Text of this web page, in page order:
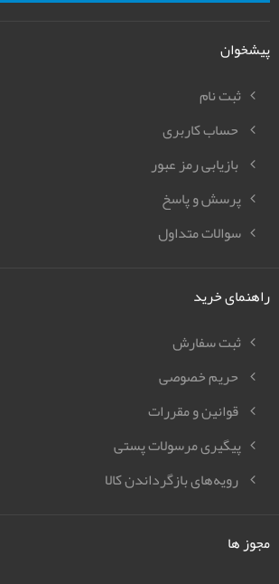
پیشخوان
ثبت نام
حساب کاربری
بازیابی رمز عبور
پرسش و پاسخ
سوالات متداول
راهنمای خرید
ثبت سفارش
حریم خصوصی
قوانین و مقررات
پیگیری مرسولات پستی
رویه‌های بازگرداندن کالا
مجوز ها